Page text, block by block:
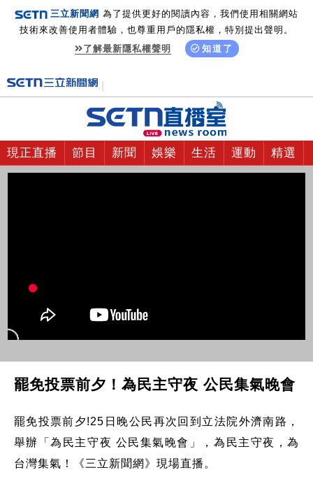
三立新聞網 為了提供更好的閱讀內容，我們使用相關網站
技術來改善使用者體驗，也尊重用戶的隱私權，特別提出聲明。
了解最新隱私權聲明
知道了
現正直播 節目 新聞 娛樂 生活 運動 精選
罷免投票前夕！為民主守夜 公民集氣晚會
罷免投票前夕!25日晚公民再次回到立法院外濟南路，
舉辦「為民主守夜 公民集氣晚會」，為民主守夜，為
台灣集氣！《三立新聞網》現場直播。